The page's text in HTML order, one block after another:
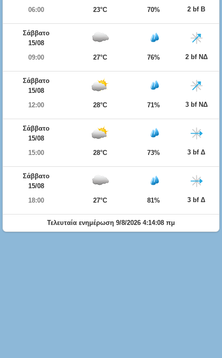
06:00
23°C 70% 2 bf Β
Σάββατο
15/08
09:00
27°C 76% 2 bf ΝΔ
Σάββατο
15/08
12:00
28°C 71% 3 bf ΝΔ
Σάββατο
15/08
15:00
28°C 73% 3 bf Δ
Σάββατο
15/08
18:00
27°C 81% 3 bf Δ
Τελευταία ενημέρωση 9/8/2026 4:14:08 πμ